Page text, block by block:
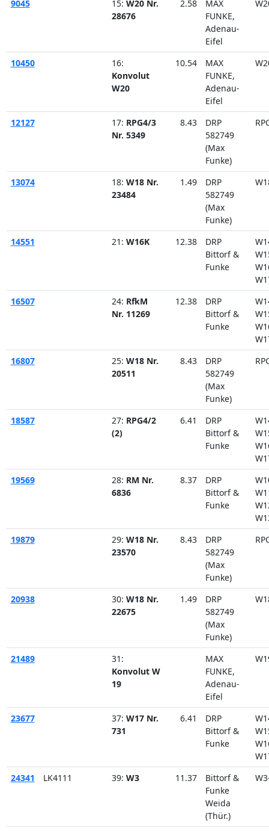
9045 15: W20 Nr.
28676
2.58
MAX
FUNKE,
Adenau-
Eifel
10450
16:
Konvolut
W20
10.54
MAX
FUNKE,
Adenau-
Eifel
12127 17: RPG4/3
Nr. 5349
8.43
DRP
582749
(Max
Funke)
13074 18: W18 Nr.
23484
1.49
DRP
582749
(Max
Funke)
14551 21: W16K 12.38
DRP
Bittorf &
Funke
16507
24: RfkM
Nr. 11269
12.38
DRP
Bittorf &
Funke
16807
25: W18 Nr.
20511
8.43
DRP
582749
(Max
Funke)
18587 27: RPG4/2
(2)
6.41
DRP
Bittorf &
Funke
19569
28: RM Nr.
6836
8.37
DRP
Bittorf &
Funke
19879
29: W18 Nr.
23570
8.43
DRP
582749
(Max
Funke)
20938 30: W18 Nr.
22675
1.49
DRP
582749
(Max
Funke)
21489
31:
Konvolut W
19
MAX
FUNKE,
Adenau-
Eifel
23677 37: W17 Nr.
731
6.41
DRP
Bittorf &
Funke
24341
LK4111 39: W3 11.37
Bittorf &
Funke
Weida
(Thür.)